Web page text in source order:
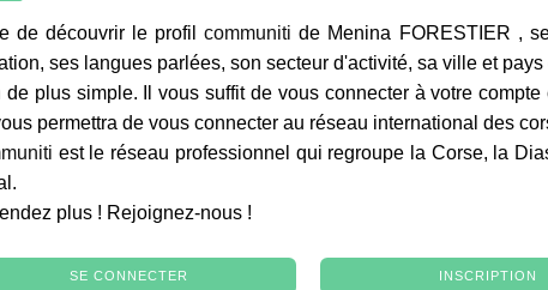
de découvrir le profilcommuniti de Menina FORESTIER ,
ses langues parlées, son secteur d'activité, sa ville et
de plus simple. Il vous suffit de vous connecter à votre compte
permettra de vous connecter au réseau international des
est le réseau professionnel qui regroupe la Corse, la
plus ! Rejoignez-nous !
SE CONNECTER INSCRIPTION